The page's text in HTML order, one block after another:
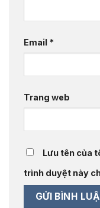
Email *
Trang web
Lưu tên của
trình duyệt này